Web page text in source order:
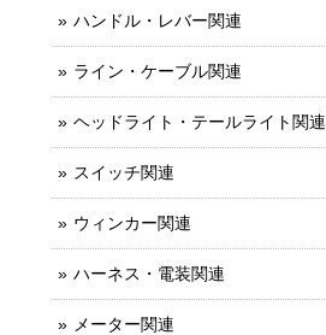
ハンドル・レバー関連
ライン・ケーブル関連
ヘッドライト・テールライト関連
スイッチ関連
ウィンカー関連
ハーネス・電装関連
メーター関連